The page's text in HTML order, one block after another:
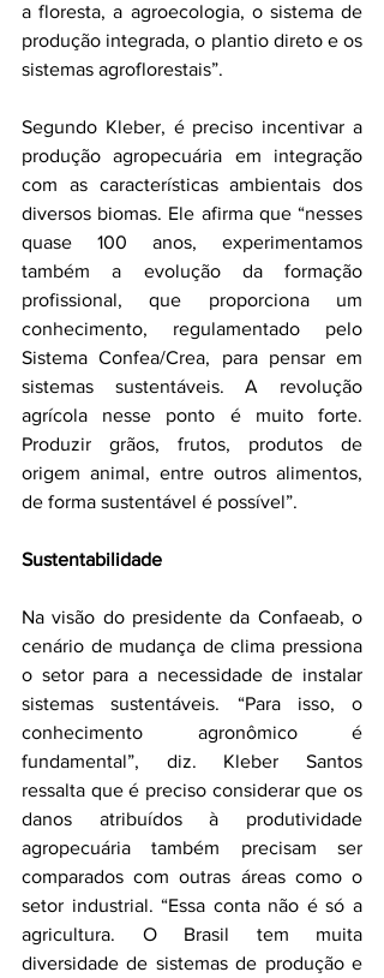
a floresta, a agroecologia, o sistema de
produção integrada, o plantio direto e os
sistemas agroflorestais”.
Segundo Kleber, é preciso incentivar a
produção agropecuária em integração
com as características ambientais dos
diversos biomas. Ele afirma que “nesses
quase 100 anos, experimentamos
também a evolução da formação
profissional, que proporciona um
conhecimento, regulamentado pelo
Sistema Confea/Crea, para pensar em
sistemas sustentáveis. A revolução
agrícola nesse ponto é muito forte.
Produzir grãos, frutos, produtos de
origem animal, entre outros alimentos,
de forma sustentável é possível”.
Sustentabilidade
Na visão do presidente da Confaeab, o
cenário de mudança de clima pressiona
o setor para a necessidade de instalar
sistemas sustentáveis. “Para isso, o
conhecimento agronômico é
fundamental”, diz. Kleber Santos
ressalta que é preciso considerar que os
danos atribuídos à produtividade
agropecuária também precisam ser
comparados com outras áreas como o
setor industrial. “Essa conta não é só a
agricultura. O Brasil tem muita
diversidade de sistemas de produção e